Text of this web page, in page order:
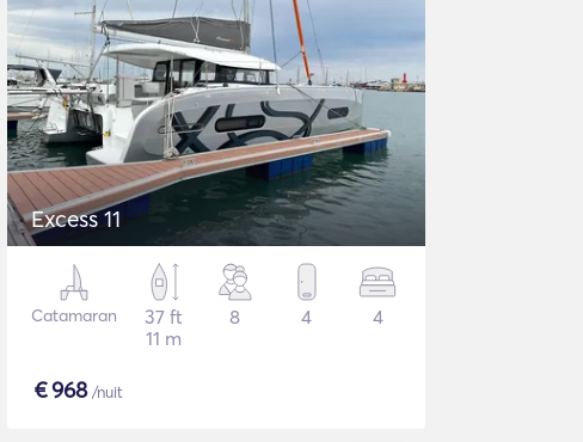
Excess 11
Catamaran
37 ft
11 m
8 4 4
€968/nuit